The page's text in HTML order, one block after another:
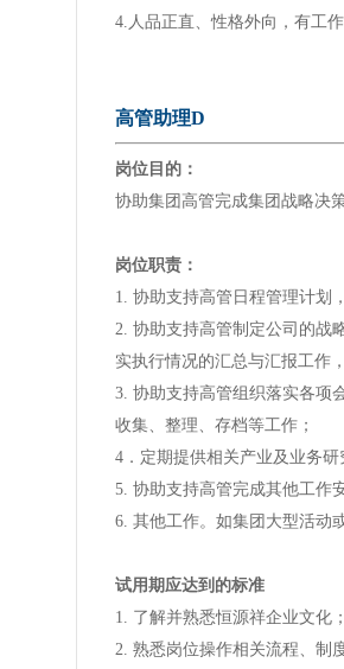
4.人品正直、性格外向，有工
高管助理D
岗位目的：
协助集团高管完成集团战略决
岗位职责：
1. 协助支持高管日程管理计划
2. 协助支持高管制定公司的战
实执行情况的汇总与汇报工作
3. 协助支持高管组织落实各项
收集、整理、存档等工作；
4．定期提供相关产业及业务
5. 协助支持高管完成其他工作
6. 其他工作。如集团大型活动
试用期应达到的标准
1. 了解并熟悉恒源祥企业文化
2. 熟悉岗位操作相关流程、制